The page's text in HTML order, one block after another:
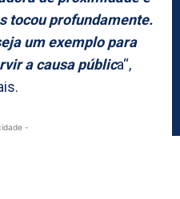
tocou profundamente.
um exemplo para
a causa pública“,
-